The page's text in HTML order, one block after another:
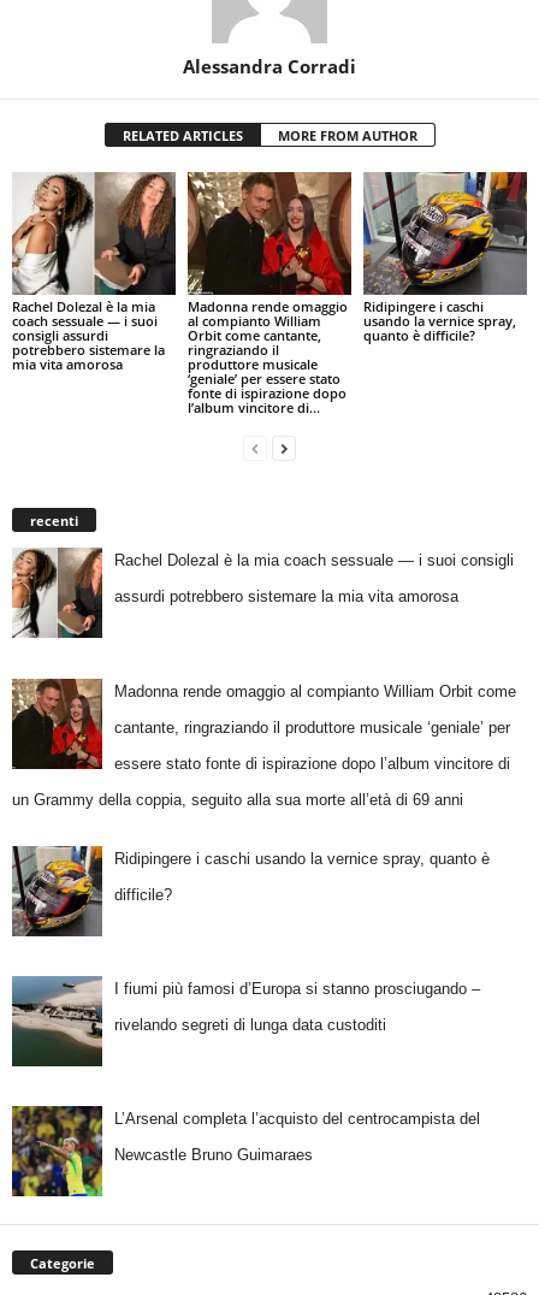
Alessandra Corradi
RELATED ARTICLES MORE FROM AUTHOR
Rachel Dolezal è la mia
coach sessuale — i suoi
consigli assurdi
potrebbero sistemare la
mia vita amorosa
Madonna rende omaggio
al compianto William
Orbit come cantante,
ringraziando il
produttore musicale
‘geniale’ per essere stato
fonte di ispirazione dopo
l’album vincitore di...
Ridipingere i caschi
usando la vernice spray,
quanto è difficile?
recenti
Rachel Dolezal è la mia coach sessuale — i suoi consigli
assurdi potrebbero sistemare la mia vita amorosa
Madonna rende omaggio al compianto William Orbit come
cantante, ringraziando il produttore musicale ‘geniale’ per
essere stato fonte di ispirazione dopo l’album vincitore di
un Grammy della coppia, seguito alla sua morte all’età di 69 anni
Ridipingere i caschi usando la vernice spray, quanto è
difficile?
I fiumi più famosi d’Europa si stanno prosciugando –
rivelando segreti di lunga data custoditi
L’Arsenal completa l’acquisto del centrocampista del
Newcastle Bruno Guimaraes
Categorie